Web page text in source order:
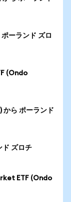
ーランド ズロ
(Ondo
ら ポーランド
ズロチ
ETF (Ondo